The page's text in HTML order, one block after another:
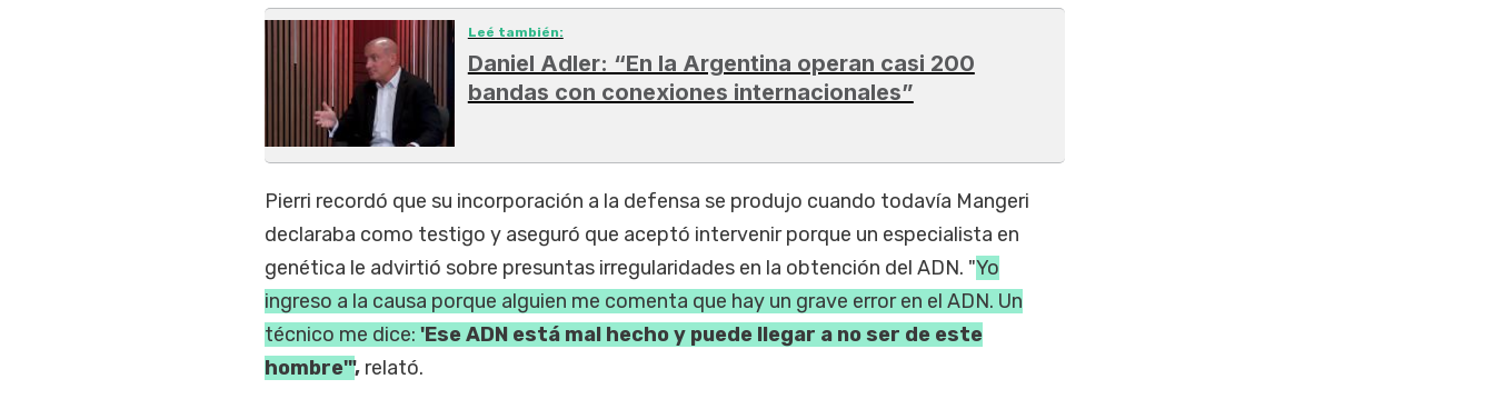
Leé también:
Daniel Adler: “En la Argentina operan casi 200
bandas con conexiones internacionales”
Pierri recordó que su incorporación a la defensa se produjo cuando todavía Mangeri
declaraba como testigo y aseguró que aceptó intervenir porque un especialista en
genética le advirtió sobre presuntas irregularidades en la obtención del ADN. "Yo
ingreso a la causa porque alguien me comenta que hay un grave error en el ADN. Un
técnico me dice: 'Ese ADN está mal hecho y puede llegar a no ser de este
hombre'", relató.